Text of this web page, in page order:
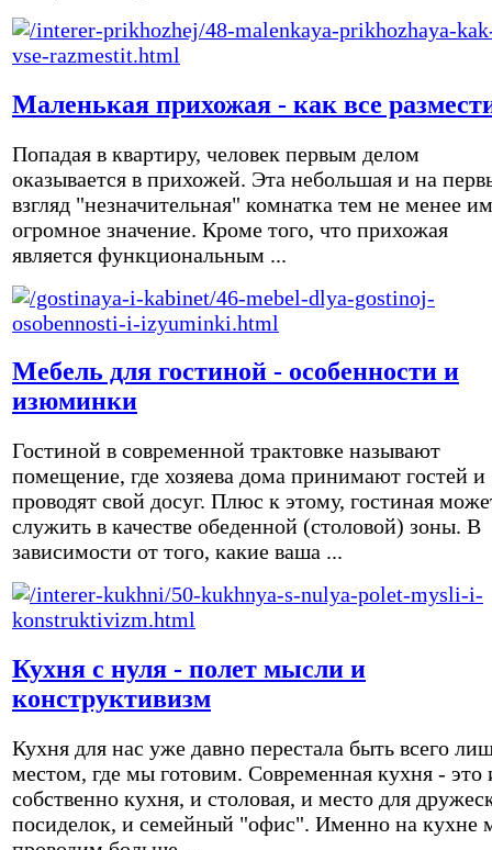
Маленькая прихожая - как все
Попадая в квартиру, человек первым делом
оказывается в прихожей. Эта небольшая и на
взгляд "незначительная" комнатка тем не менее
огромное значение. Кроме того, что прихожая
является функциональным ...
Мебель для гостиной - особенности и
изюминки
Гостиной в современной трактовке называют
помещение, где хозяева дома принимают гостей и
проводят свой досуг. Плюс к этому, гостиная
служить в качестве обеденной (столовой) зоны. В
зависимости от того, какие ваша ...
Кухня с нуля - полет мысли и
конструктивизм
Кухня для нас уже давно перестала быть всего
местом, где мы готовим. Современная кухня - это
собственно кухня, и столовая, и место для
посиделок, и семейный "офис". Именно на кухне